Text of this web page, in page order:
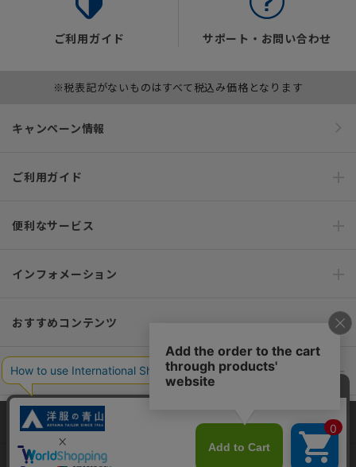
ご利用ガイド サポート・お問い合わせ
※税表記がないものはすべて税込み価格となります
キャンペーン情報
ご利用ガイド
便利なサービス
インフォメーション
おすすめコンテンツ
ポリシー・企業情報
オーダースーツなら SHITATE
当サイトでは、快適な閲覧体験とコンテンツ改善のためにCookieを使用
しています。閲覧を続けることで、Cookieの使用に同意したものとみな